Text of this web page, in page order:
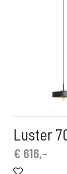
Luster
€ 616,-